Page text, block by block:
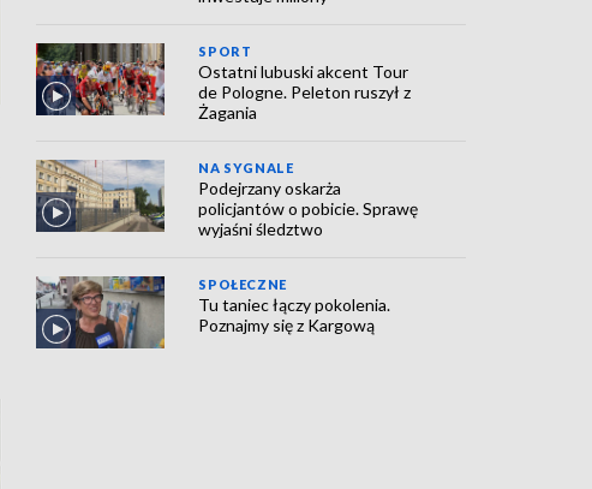
SPORT
Ostatni lubuski akcent Tour
de Pologne. Peleton ruszył z
Żagania
NA SYGNALE
Podejrzany oskarża
policjantów o pobicie. Sprawę
wyjaśni śledztwo
SPOŁECZNE
Tu taniec łączy pokolenia.
Poznajmy się z Kargową